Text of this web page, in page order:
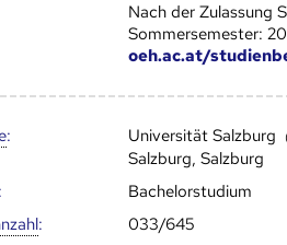
Nach der Zulassung
Sommersemester:
oeh.ac.at/
: Universität Salzburg
Salzburg, Salzburg
Bachelorstudium
:
033/645